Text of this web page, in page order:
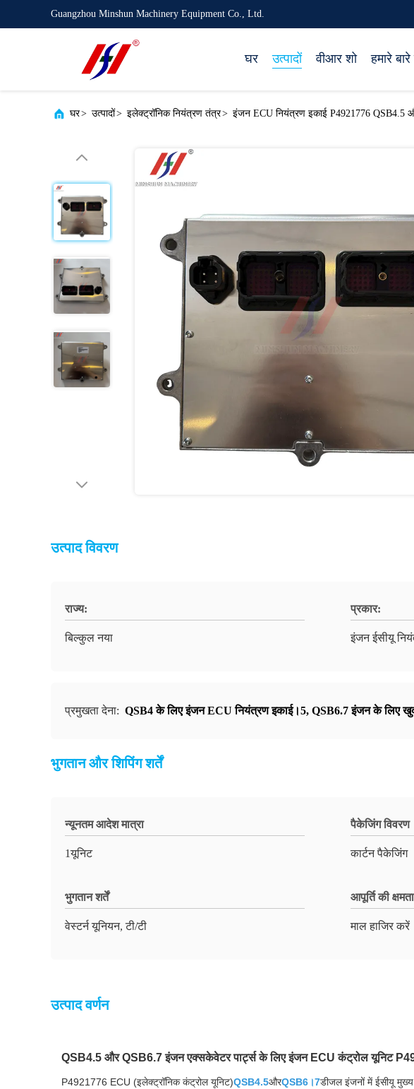
Guangzhou Minshun Machinery Equipment Co., Ltd.
घर उत्पादों वीआर शो हमारे
घर> उत्पादों> इलेक्ट्रॉनिक नियंत्रण तंत्र> इंजन ECU नियंत्रण इकाई P4921776 QSB4.5
उत्पाद विवरण
राज्य:
बिल्कुल नया
प्रकार:
इंजन ईसीयू
प्रमुखता देना: QSB4 के लिए इंजन ECU नियंत्रण इकाई।5, QSB6.7 इंजन के लिए
भुगतान और शिपिंग शर्तें
न्यूनतम आदेश मात्रा
1यूनिट
पैकेजिंग विवरण
कार्टन पैकेजिंग
भुगतान शर्तें
वेस्टर्न यूनियन, टी/टी
आपूर्ति की क्षमता
माल हाजिर करें
उत्पाद वर्णन
QSB4.5 और QSB6.7 इंजन एक्सकेवेटर पार्ट्स के लिए इंजन ECU कंट्रोल यूनिट
P4921776 ECU (इलेक्ट्रॉनिक कंट्रोल यूनिट)QSB4.5औरQSB6।7डीजल इंजनों में ईसीयू